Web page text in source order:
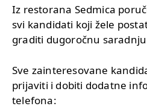
Iz restorana Sedmica
svi kandidati koji žele
graditi dugoročnu
Sve zainteresovane
prijaviti i dobiti dodatne
telefona: